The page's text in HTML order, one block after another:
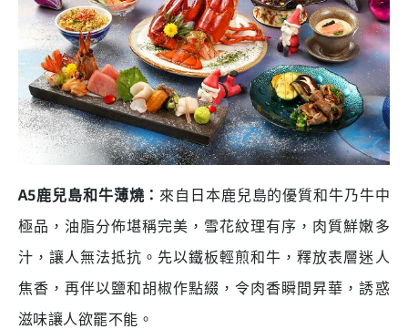
A5鹿兒島和牛薄燒 ： 來自日本鹿兒島的優質和牛乃牛中
極品 ，油脂分佈堪稱完美，雪花紋理有序，肉質鮮嫩多
汁，讓人無法抵抗。先以鐵板輕煎和牛，釋放表層迷人
焦香 ，再伴以鹽和胡椒作點綴，令肉香瞬間昇華，誘惑
滋味讓人欲罷不能。